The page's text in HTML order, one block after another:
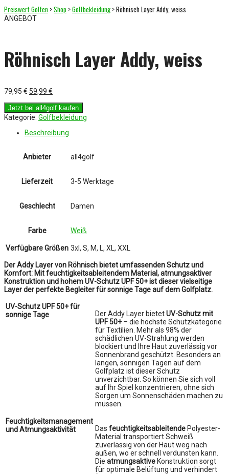
Preiswert Golfen >Shop >Golfbekleidung > Röhnisch Layer Addy, weiss
ANGEBOT
Röhnisch Layer Addy, weiss
79,95€ Ursprünglicher
war:
79,95 €
59,99 €
ist:
59,99 €.
Jetzt bei all4golf kaufen
Kategorie: Golfbekleidung
Beschreibung
Anbieter all4golf
Lieferzeit 3-5 Werktage
Geschlecht Damen
Farbe Weiß
Verfügbare Größen 3xl, S, M, L, XL, XXL
Der Addy Layer von Röhnisch bietet umfassenden Schutz und
Komfort: Mit feuchtigkeitsableitendem Material, atmungsaktiver
Konstruktion und hohem UV-Schutz UPF 50+ ist dieser vielseitige
Layer der perfekte Begleiter für sonnige Tage auf dem Golfplatz.
UV-Schutz UPF 50+ für
sonnige Tage
Der Addy Layer bietetUV-Schutz mit
UPF 50+– die höchste Schutzkategorie
für Textilien. Mehr als 98% der
schädlichen UV-Strahlung werden
blockiert und Ihre Haut zuverlässig vor
Sonnenbrand geschützt. Besonders an
langen, sonnigen Tagen auf dem
Golfplatz ist dieser Schutz
unverzichtbar. So können Sie sich voll
auf Ihr Spiel konzentrieren, ohne sich
Sorgen um Sonnenschäden machen zu
müssen.
Feuchtigkeitsmanagement
und Atmungsaktivität
Das feuchtigkeitsableitende Polyester-
Material transportiert Schweiß
zuverlässig von der Haut weg nach
außen, wo er schnell verdunsten kann.
Die atmungsaktive Konstruktion sorgt
für optimale Belüftung und verhindert